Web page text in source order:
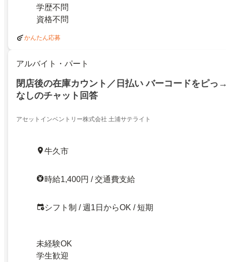
学歴不問
資格不問
かんたん応募
アルバイト・パート
閉店後の在庫カウント／日払い バーコードをピっ
なしのチャット回答
アセットインベントリー株式会社 土浦サテライト
牛久市
時給1,400円 / 交通費支給
シフト制 / 週1日からOK / 短期
未経験OK
学生歓迎